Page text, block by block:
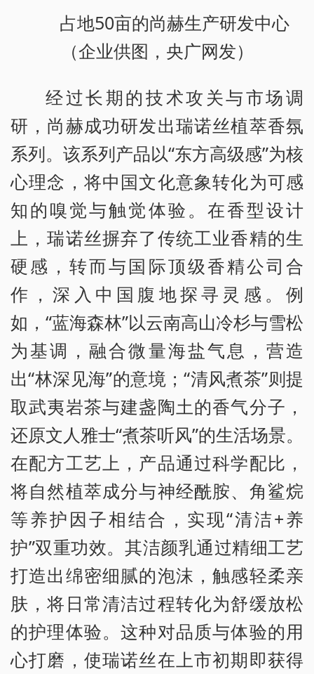
占地50亩的尚赫生产研发中心
（企业供图，央广网发）
经过长期的技术攻关与市场调
研，尚赫成功研发出瑞诺丝植萃香氛
系列。该系列产品以“东方高级感”为核
心理念，将中国文化意象转化为可感
知的嗅觉与触觉体验。在香型设计
上，瑞诺丝摒弃了传统工业香精的生
硬感，转而与国际顶级香精公司合
作，深入中国腹地探寻灵感。例
如，“蓝海森林”以云南高山冷杉与雪松
为基调，融合微量海盐气息，营造
出“林深见海”的意境；“清风煮茶”则提
取武夷岩茶与建盏陶土的香气分子，
还原文人雅士“煮茶听风”的生活场景。
在配方工艺上，产品通过科学配比，
将自然植萃成分与神经酰胺、角鲨烷
等养护因子相结合，实现“清洁+养
护”双重功效。其洁颜乳通过精细工艺
打造出绵密细腻的泡沫，触感轻柔亲
肤，将日常清洁过程转化为舒缓放松
的护理体验。这种对品质与体验的用
心打磨，使瑞诺丝在上市初期即获得